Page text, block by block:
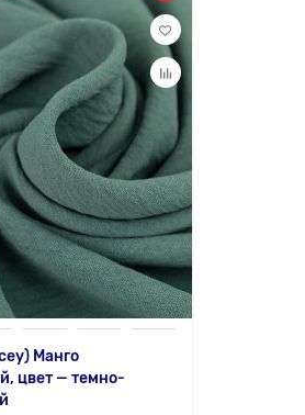
Манго
цвет — темно-